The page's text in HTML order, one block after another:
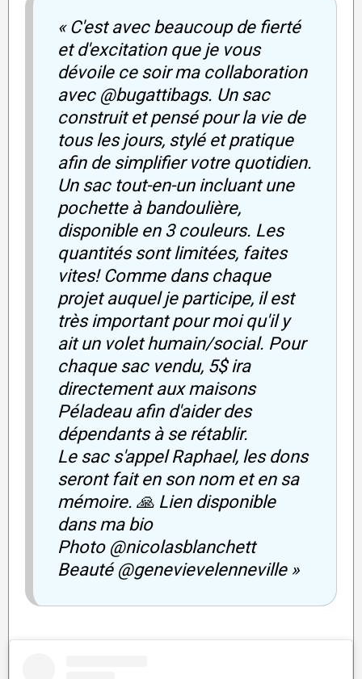
« C'est avec beaucoup de fierté
et d'excitation que je vous
dévoile ce soir ma collaboration
avec @bugattibags. Un sac
construit et pensé pour la vie de
tous les jours, stylé et pratique
afin de simplifier votre quotidien.
Un sac tout-en-un incluant une
pochette à bandoulière,
disponible en 3 couleurs. Les
quantités sont limitées, faites
vites! Comme dans chaque
projet auquel je participe, il est
très important pour moi qu'il y
ait un volet humain/social. Pour
chaque sac vendu, 5$ ira
directement aux maisons
Péladeau afin d'aider des
dépendants à se rétablir.
Le sac s'appel Raphael, les dons
seront fait en son nom et en sa
mémoire. 🙏 Lien disponible
dans ma bio
Photo @nicolasblanchett
Beauté @genevievelenneville »